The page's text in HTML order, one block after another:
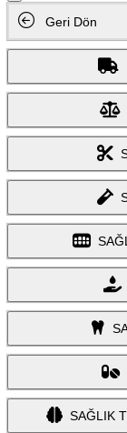
Geri Dön
SAĞLIK